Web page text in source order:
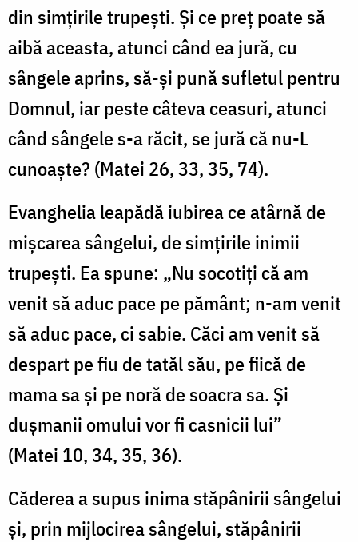
din simţirile trupeşti. Şi ce preţ poate să
aibă aceasta, atunci când ea jură, cu
sângele aprins, să-şi pună sufletul pentru
Domnul, iar peste câteva ceasuri, atunci
când sângele s-a răcit, se jură că nu-L
cunoaşte? (Matei 26, 33, 35, 74).
Evanghelia leapădă iubirea ce atârnă de
mişcarea sângelui, de simţirile inimii
trupeşti. Ea spune: „Nu socotiţi că am
venit să aduc pace pe pământ; n-am venit
să aduc pace, ci sabie. Căci am venit să
despart pe fiu de tatăl său, pe fiică de
mama sa şi pe noră de soacra sa. Şi
duşmanii omului vor fi casnicii lui”
(Matei 10, 34, 35, 36).
Căderea a supus inima stăpânirii sângelui
şi, prin mijlocirea sângelui, stăpânirii